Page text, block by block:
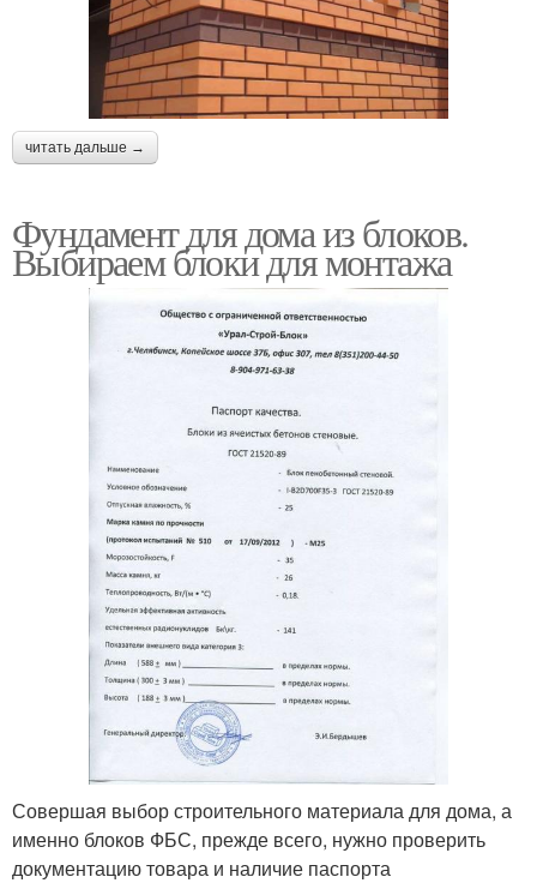
читать дальше →
Фундамент для дома из блоков.
Выбираем блоки для монтажа
Совершая выбор строительного материала для дома, а
именно блоков ФБС, прежде всего, нужно проверить
документацию товара и наличие паспорта